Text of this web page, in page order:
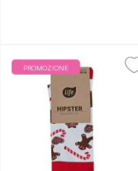
PROMOZIONE